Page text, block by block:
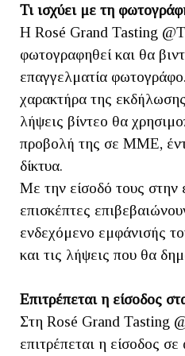
Τι ισχύει με τη
Η Rosé Grand Tasting
φωτογραφηθεί και θα
επαγγελματία
χαρακτήρα της
λήψεις βίντεο θα
προβολή της σε ΜΜΕ,
δίκτυα.
Με την είσοδό τους στην
επισκέπτες
ενδεχόμενο εμφάνισής
και τις λήψεις που θα
Επιτρέπεται η είσοδος
Στη Rosé Grand Tasting
επιτρέπεται η είσοδος